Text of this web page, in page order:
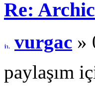
Re:
vurgac »
paylaşım